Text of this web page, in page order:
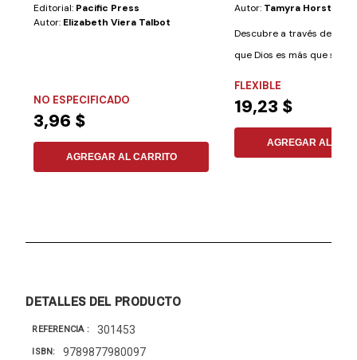
Editorial: Pacific Press
Autor: Elizabeth Viera Talbot
NO ESPECIFICADO
3,96 $
AGREGAR AL CARRITO
Autor: Tamyra Horst
Descubre a través de
que Dios es más que
FLEXIBLE
19,23 $
AGREGAR AL
DETALLES DEL PRODUCTO
REFERENCIA 301453
ISBN 9789877980097